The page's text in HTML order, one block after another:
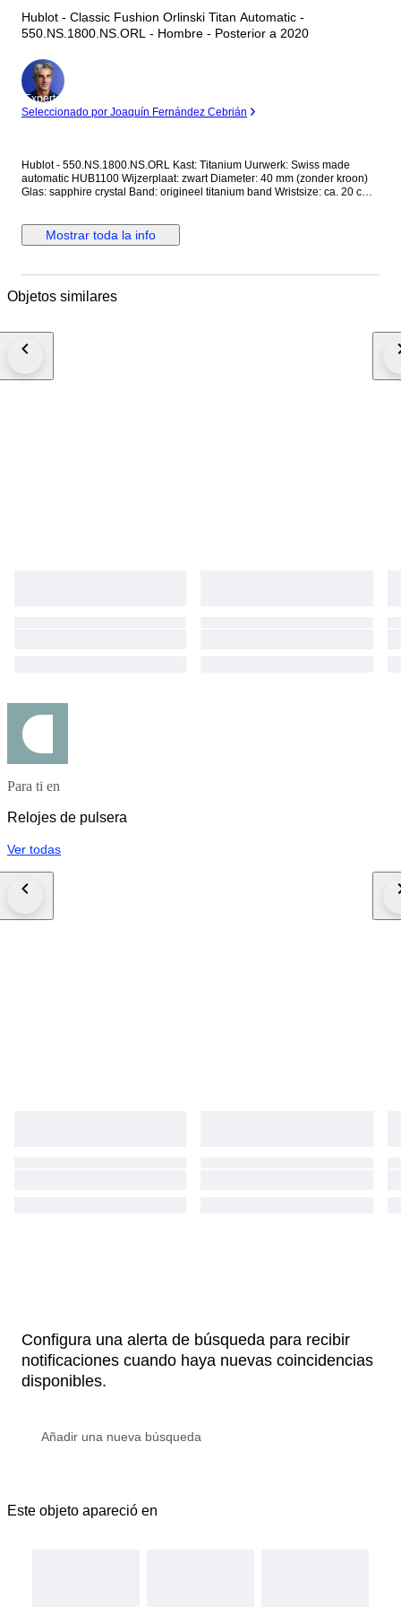
Hublot - Classic Fushion Orlinski Titan Automatic -
550.NS.1800.NS.ORL - Hombre - Posterior a 2020
Experto
Seleccionado por Joaquín Fernández Cebrián
Hublot - 550.NS.1800.NS.ORL Kast: Titanium Uurwerk: Swiss made
automatic HUB1100 Wijzerplaat: zwart Diameter: 40 mm (zonder kroon)
Glas: sapphire crystal Band: origineel titanium band Wristsize: ca. 20 cm
Horlogemeesters." Aangetekende en verzekerde verzending (DHL-
express).
Mostrar toda la info
Objetos similares
Para ti en
Relojes de pulsera
Ver todas
Configura una alerta de búsqueda para recibir
notificaciones cuando haya nuevas coincidencias
disponibles.
Este objeto apareció en